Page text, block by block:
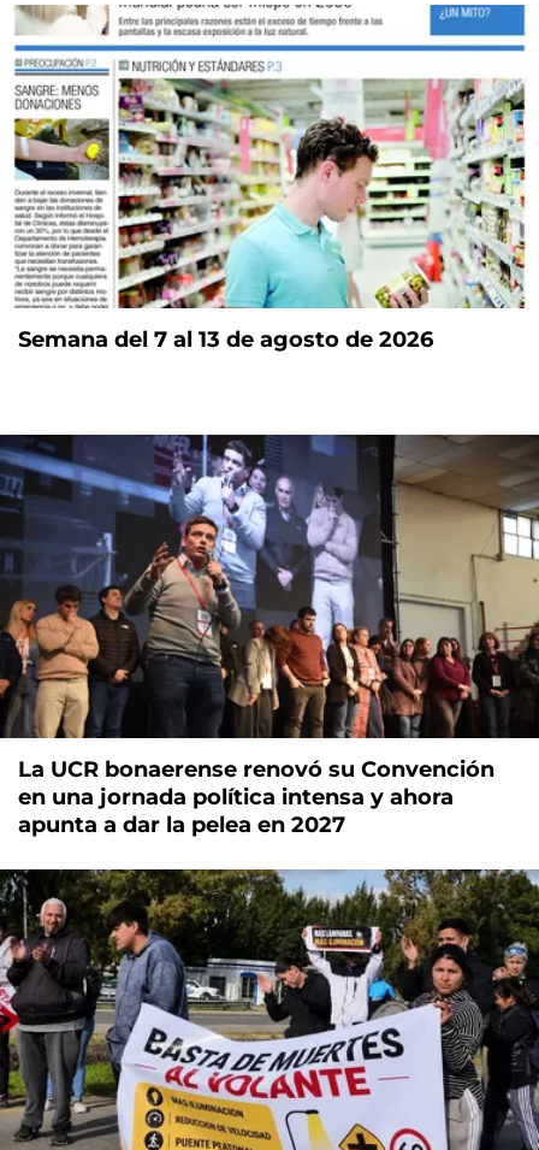
Semana del 7 al 13 de agosto de 2026
La UCR bonaerense renovó su Convención
en una jornada política intensa y ahora
apunta a dar la pelea en 2027